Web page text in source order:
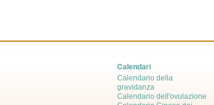
Calendari
Calendario della
gravidanza
Calendario dell'ovulazione